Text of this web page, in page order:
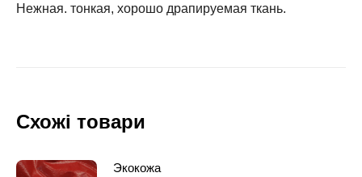
Нежная. тонкая, хорошо драпируемая ткань.
Схожі товари
Экокожа